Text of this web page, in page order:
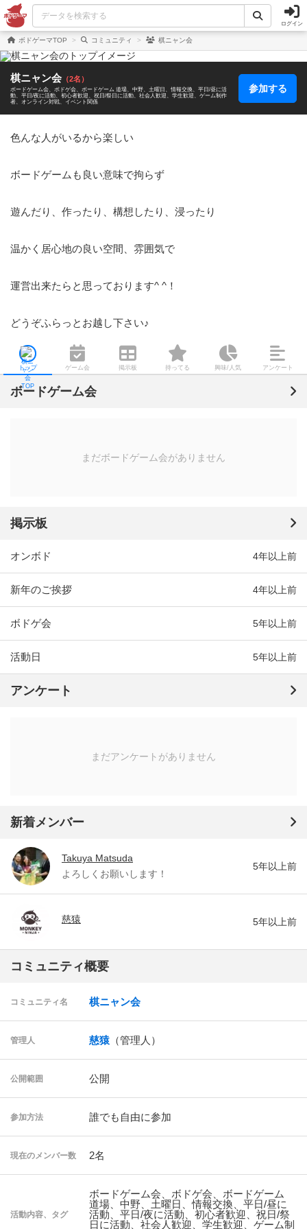
ログイン
ボドゲーマTOP コミュニティ 棋ニャン会
棋ニャン会 （2名）
ボードゲーム会 ボドゲ会 ボードゲーム 道場 中野 土曜日 情報交換
平日/昼に活
動
平日/夜に活動 初心者歓迎 祝日/祭日に活動 社会人歓迎 学生歓迎
ゲーム制作
者
オンライン対戦 イベント関係
参加する
色んな人がいるから楽しい
ボードゲームも良い意味で拘らず
遊んだり、作ったり、構想したり、浸ったり
温かく居心地の良い空間、雰囲気で
運営出来たらと思っております^ ^！
どうぞふらっとお越し下さい♪
トップ ゲーム会 掲示板 持ってる 興味/人気 アンケート
ボードゲーム会
まだボードゲーム会がありません
掲示板
オンボド 4年以上前
新年のご挨拶 4年以上前
ボドゲ会 5年以上前
活動日 5年以上前
アンケート
まだアンケートがありません
新着メンバー
Takuya Matsuda
よろしくお願いします！
5年以上前
慈猿 5年以上前
コミュニティ概要
コミュニティ名 棋ニャン会
管理人 慈猿 （管理人）
公開範囲 公開
参加方法 誰でも自由に参加
現在のメンバー数 2名
活動内容、タグ
ボードゲーム会、ボドゲ会、ボードゲーム
道場、中野、土曜日、情報交換、平日/昼に
活動、平日/夜に活動、初心者歓迎、祝日/祭
日に活動、社会人歓迎、学生歓迎、ゲーム制